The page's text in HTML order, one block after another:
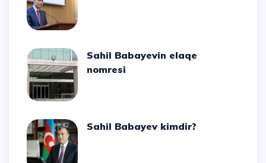
Sahil Babayevin elaqe
nomresi
Sahil Babayev kimdir?